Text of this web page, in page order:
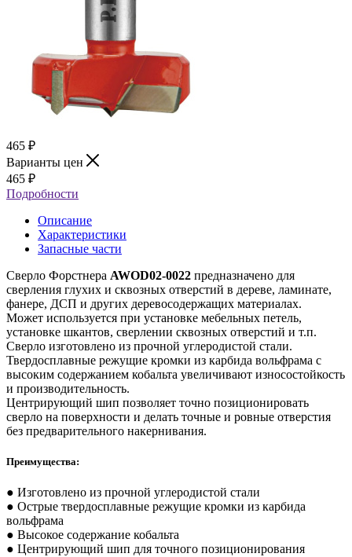
465 ₽
Варианты цен
465 ₽
Подробности
Описание
Характеристики
Запасные части
Сверло Форстнера AWOD02-0022 предназначено для
сверления глухих и сквозных отверстий в дереве, ламинате,
фанере, ДСП и других деревосодержащих материалах.
Может используется при установке мебельных петель,
установке шкантов, сверлении сквозных отверстий и т.п.
Сверло изготовлено из прочной углеродистой стали.
Твердосплавные режущие кромки из карбида вольфрама с
высоким содержанием кобальта увеличивают износостойкость
и производительность.
Центрирующий шип позволяет точно позиционировать
сверло на поверхности и делать точные и ровные отверстия
без предварительного накернивания.
Преимущества:
● Изготовлено из прочной углеродистой стали
● Острые твердосплавные режущие кромки из карбида
вольфрама
● Высокое содержание кобальта
● Центрирующий шип для точного позиционирования